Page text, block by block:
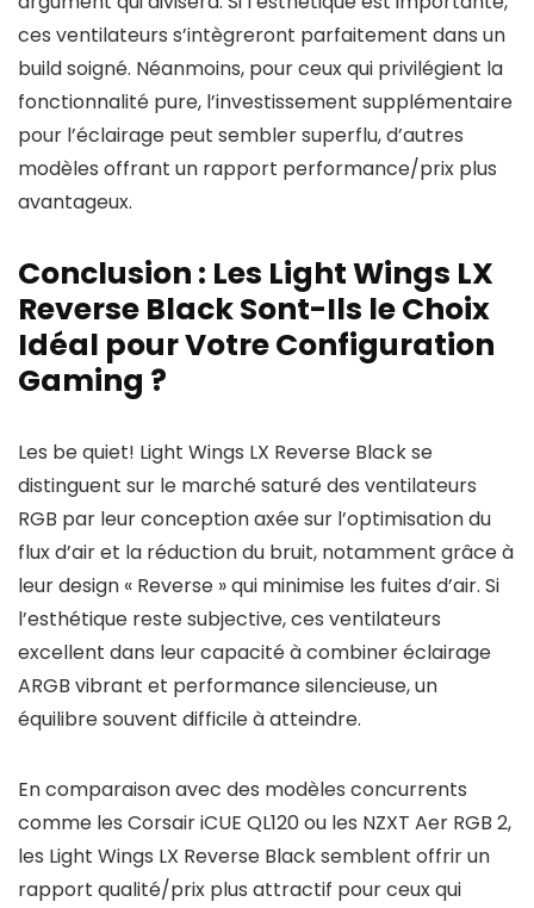
ces ventilateurs s’intègreront parfaitement dans un
build soigné. Néanmoins, pour ceux qui privilégient la
fonctionnalité pure, l’investissement supplémentaire
pour l’éclairage peut sembler superflu, d’autres
modèles offrant un rapport performance/prix plus
avantageux.
Conclusion : Les Light Wings LX
Reverse Black Sont-Ils le Choix
Idéal pour Votre Configuration
Gaming ?
Les be quiet! Light Wings LX Reverse Black se
distinguent sur le marché saturé des ventilateurs
RGB par leur conception axée sur l’optimisation du
flux d’air et la réduction du bruit, notamment grâce à
leur design « Reverse » qui minimise les fuites d’air. Si
l’esthétique reste subjective, ces ventilateurs
excellent dans leur capacité à combiner éclairage
ARGB vibrant et performance silencieuse, un
équilibre souvent difficile à atteindre.
En comparaison avec des modèles concurrents
comme les Corsair iCUE QL120 ou les NZXT Aer RGB 2,
les Light Wings LX Reverse Black semblent offrir un
rapport qualité/prix plus attractif pour ceux qui